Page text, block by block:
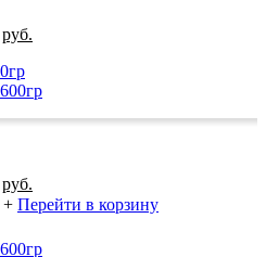
руб.
руб.
+ Перейти в корзину